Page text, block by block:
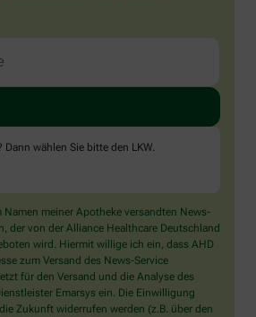
Dann wählen Sie bitte den LKW.
Namen meiner Apotheke versandten News-
der von der Alliance Healthcare Deutschland
wird. Hiermit willige ich ein, dass AHD
zum Versand des News-Service
für den Versand und die Analyse des
Emarsys ein. Die Einwilligung
Zukunft widerrufen werden (z.B. über den